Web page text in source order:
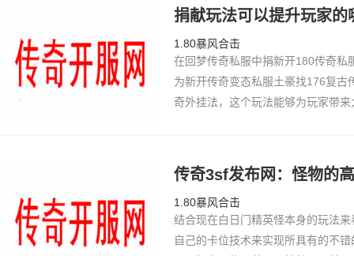
捐献玩法可以提升玩家的
1.80暴风合击
在回梦传奇私服中捐新开180传奇私
为新开传奇变态私服土豪找176复古
奇外挂法，这个玩法能够为玩家带
传奇3sf发布网：怪物的
1.80暴风合击
结合现在白日门精英怪本身的玩法
自己的卡位技术来实现所具有的不